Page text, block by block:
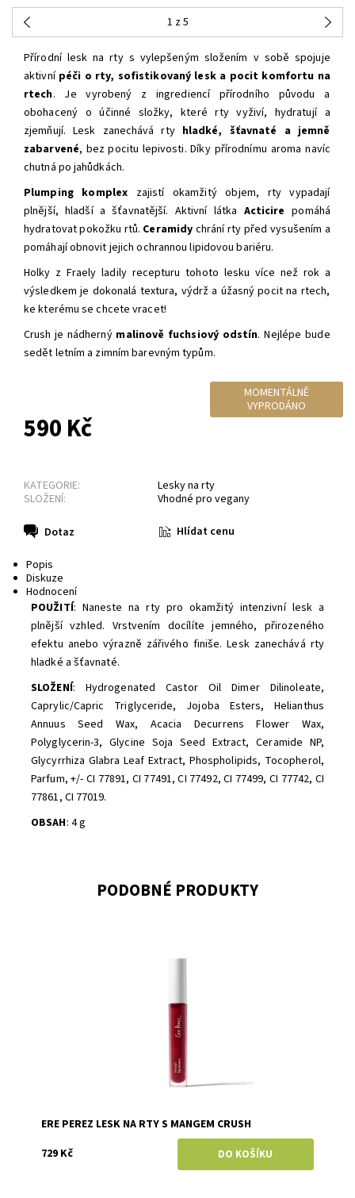
1 z 5
Přírodní lesk na rty s vylepšeným složením v sobě spojuje
aktivní péči o rty, sofistikovaný lesk a pocit komfortu na
rtech. Je vyrobený z ingrediencí přírodního původu a
obohacený o účinné složky, které rty vyživí, hydratují a
zjemňují. Lesk zanechává rty hladké, šťavnaté a jemně
zabarvené, bez pocitu lepivosti.Díky přírodnímu aroma navíc
chutná po jahůdkách.
Plumping komplex zajistí okamžitý objem, rty vypadají
plnější, hladší a šťavnatější. Aktivní látka Acticirepomáhá
hydratovat pokožku rtů. Ceramidy chrání rty před vysušením a
pomáhají obnovit jejich ochrannou lipidovou bariéru.
Holky z Fraely ladily recepturu tohoto lesku více než rok a
výsledkem je dokonalá textura, výdrž a úžasný pocit na rtech,
ke kterému se chcete vracet!
Crush je nádhernýmalinově fuchsiový odstín. Nejlépe bude
sedět letním a zimním barevným typům.
MOMENTÁLNĚ
VYPRODÁNO
590 Kč
KATEGORIE:
Lesky na rty
SLOŽENÍ:
Vhodné pro vegany
Dotaz Hlídat cenu
Popis
Diskuze
Hodnocení
POUŽITÍ: Naneste na rty pro okamžitý intenzivní lesk a
plnější vzhled. Vrstvením docílíte jemného, ​​přirozeného
efektu anebo výrazně zářivého finiše. Lesk zanechává rty
hladké a šťavnaté.
SLOŽENÍ: Hydrogenated Castor Oil Dimer Dilinoleate,
Caprylic/Capric Triglyceride, Jojoba Esters, Helianthus
Annuus Seed Wax, Acacia Decurrens Flower Wax,
Polyglycerin-3, Glycine Soja Seed Extract, Ceramide NP,
Glycyrrhiza Glabra Leaf Extract, Phospholipids, Tocopherol,
Parfum, +/- CI 77891, CI 77491, CI 77492, CI 77499, CI 77742, CI
77861, CI 77019.
OBSAH: 4 g
PODOBNÉ PRODUKTY
ERE PEREZ LESK NA RTY S MANGEM CRUSH
729 Kč